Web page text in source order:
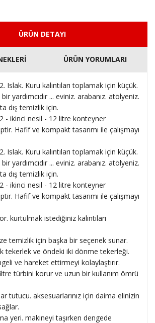
ÜRÜN DETAYI
ÜRÜN YORUMLARI
Islak. Kuru kalıntıları toplamak için küçük.
yardımcıdır ... eviniz. arabanız. atölyeniz.
dış temizlik için.
- ikinci nesil - 12 litre konteyner
Hafif ve kompakt tasarımı ile çalışmayı
Islak. Kuru kalıntıları toplamak için küçük.
yardımcıdır ... eviniz. arabanız. atölyeniz.
dış temizlik için.
- ikinci nesil - 12 litre konteyner
Hafif ve kompakt tasarımı ile çalışmayı
kurtulmak istediğiniz kalıntıları
temizlik için başka bir seçenek sunar.
tekerlek ve öndeki iki dönme tekerleği.
ve hareket ettirmeyi kolaylaştırır.
türbini korur ve uzun bir kullanım ömrü
tutucu. aksesuarlarınız için daima elinizin
yeri. makineyi taşırken dengede